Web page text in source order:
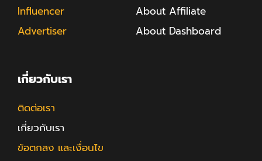
Influencer
Advertiser
About Affiliate
About Dashboard
เกี่ยวกับเรา
ติดต่อเรา
เกี่ยวกับเรา
ข้อตกลง และเงื่อนไข